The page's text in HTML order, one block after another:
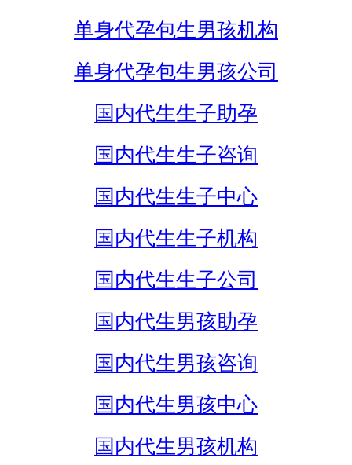
单身代孕包生男孩机构
单身代孕包生男孩公司
国内代生生子助孕
国内代生生子咨询
国内代生生子中心
国内代生生子机构
国内代生生子公司
国内代生男孩助孕
国内代生男孩咨询
国内代生男孩中心
国内代生男孩机构